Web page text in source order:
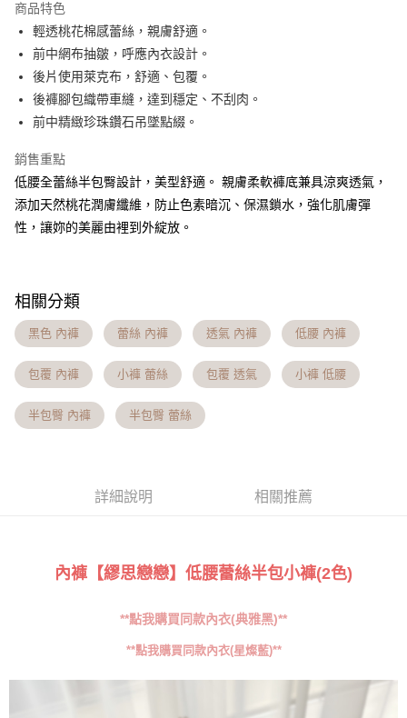
合作金庫商業銀行
華南商業銀行
上海商業儲蓄銀行
國泰世華商業銀行
臺灣中小企業銀行
台中商業銀行
匯豐（台灣）商業銀行
聯邦商業銀行
元大商業銀行
台新國際商業銀行
中國信託商業銀行
台灣樂天信用卡公司
6 期 0 利率 每期
華南商業銀行
上海商業儲蓄銀行
國泰世華商業銀行
兆豐國際商業銀行
臺灣中小企業銀行
聯邦商業銀行
元大商業銀行
永豐商業銀行
玉山商業銀行
星展（台灣）商業銀行
台新國際商業銀行
台灣樂天信用卡公司
超商取貨付款
LINE Pay
Apple Pay
街口支付
悠遊付
2.付款方式選擇「大哥付你分期」，訂單成立後會自動跳轉到大哥付的交易
流程，驗證手機門號後，選擇欲分期的期數、繳款截止日，確認付款後即完
成交易。
3.實際核准額度、可分期數及費用金額請依後續交易確認頁面所載為準。
4.訂單成立30分鐘內，如未前往確認交易或遇審核未通過，訂單將自動取
消。如遇「轉專審核」未通過狀況，表示未達大哥付你分期系統評分，恕無
法說明評估內容。
【繳款方式說明】
1.分期款項不併入電信帳單，「大哥付你分期」於每月結算日後寄送繳費提
2.基於同意付款使用「大哥付你分期」之契約關係目的，商店將以您的個人
3.完整用戶服務條款，請詳閱以下連結：https://oppay.tw/userRule
相關說明
AFTEE先享後付是「在收到商品之後才付款」的支付方式。 讓您購物簡單
便利好安心！
１．簡單：不需註冊會員、不需綁卡、不需儲值。
２．便利：只要手機號碼，簡訊認證，即可結帳。
【「AFTEE先享後付」結帳流程】
３．收到繳費通知簡訊後14天內，點擊此簡訊中的連結，可透過四大超商／
後付繳納相關費用。
※ 交易是否成功請以「AFTEE先享後付 」之結帳頁面顯示為準，若有關於
https://netprotections.freshdesk.com/support/home
１．透過由恩沛科技股份有限公司提供之「AFTEE先享後付」服務完成之交
Hami Point
「Hami Point」為中華電信所提供之點數服務，可於會員專區綁定中華電信
會員帳號後，即可在購物車使用 Hami Point 折抵消費金額 (1點等於1元)。
ATM付款
貨到付款
全家貨到付款 約3~5天到貨，實際出貨依照配送狀態為主。※
付款後全家取貨 約3~5天到貨，實際出貨依照配送狀態為主。
每筆NT$70，滿NT$699(含以上)免運費
7-11貨到付款 約3~5天到貨，實際出貨依照配送狀態為主。※
國定假日將順延
商品特色
輕透桃花棉感蕾絲，親膚舒適。​
前中網布抽皺，呼應內衣設計。​
後片使用萊克布，舒適、包覆。​
後褲腳包織帶車縫，達到穩定、不刮肉。​
前中精緻珍珠鑽石吊墜點綴。
銷售重點
低腰全蕾絲半包臀設計，美型舒適。 親膚柔軟褲底兼具涼爽透氣，
添加天然桃花潤膚纖維，防止色素暗沉、保濕鎖水，強化肌膚彈
性，讓妳的美麗由裡到外綻放。
相關分類
黑色 內褲 蕾絲 內褲 透氣 內褲 低腰 內褲
包覆 內褲 小褲 蕾絲 包覆 透氣 小褲 低腰
半包臀 內褲 半包臀 蕾絲
詳細說明 相關推薦
內褲【繆思戀戀】低腰蕾絲半包小褲(2色)
**點我購買同款內衣(典雅黑)**
**點我購買同款內衣(星燦藍)**